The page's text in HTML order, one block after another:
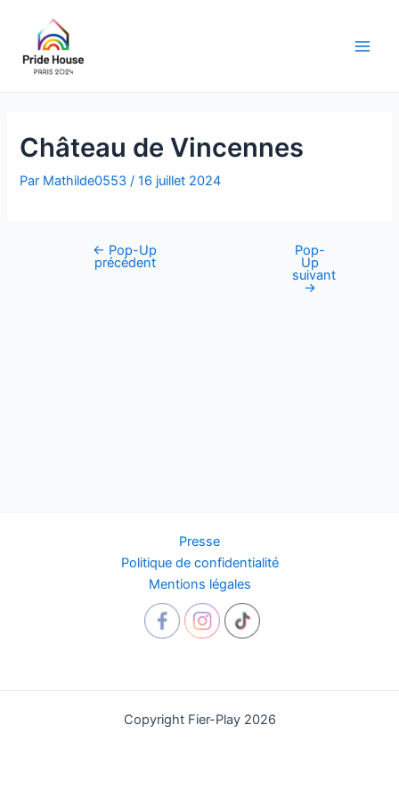
contenu
Château de Vincennes
Par Mathilde0553/16 juillet 2024
Navigation
← Pop-Up
précédent
Pop-
Up
suivant
→
Presse
Politique de confidentialité
Mentions légales
Copyright Fier-Play 2026